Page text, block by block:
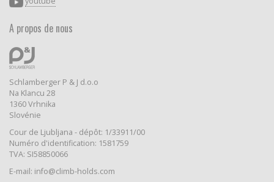
A propos de nous
Schlamberger P & J d.o.o
Na Klancu 28
1360 Vrhnika
Slovénie
Cour de Ljubljana - dépôt: 1/33911/00
Numéro d'identification: 1581759
TVA: SI58850066
E-mail: info@climb-holds.com